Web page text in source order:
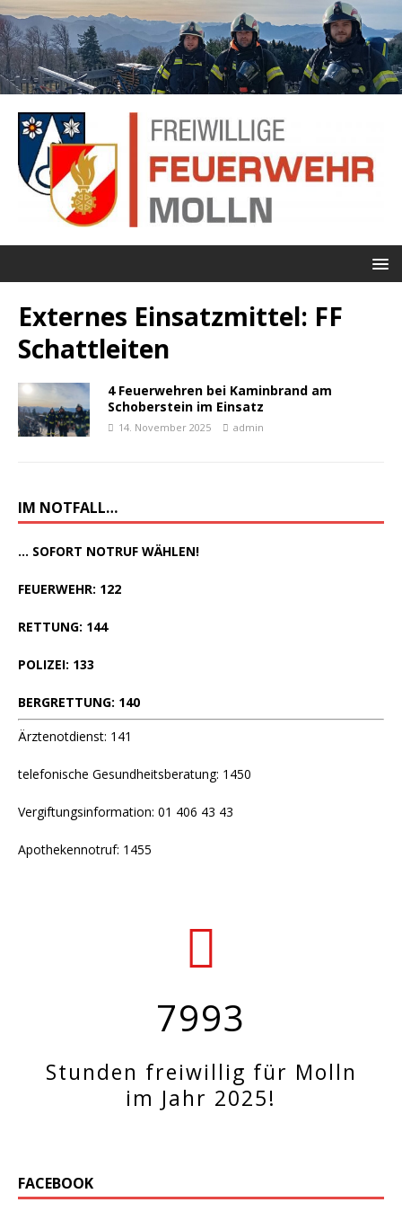
Externes Einsatzmittel: FF
Schattleiten
4 Feuerwehren bei Kaminbrand am
Schoberstein im Einsatz
14. November 2025 admin
IM NOTFALL…
... SOFORT NOTRUF WÄHLEN!
FEUERWEHR: 122
RETTUNG: 144
POLIZEI: 133
BERGRETTUNG: 140
Ärztenotdienst: 141
telefonische Gesundheitsberatung: 1450
Vergiftungsinformation: 01 406 43 43
Apothekennotruf: 1455
7993
Stunden freiwillig für Molln
im Jahr 2025!
FACEBOOK